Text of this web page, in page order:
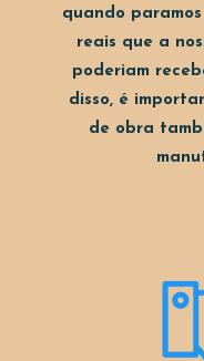
quando
reais que a
poderiam
disso, é
de obra